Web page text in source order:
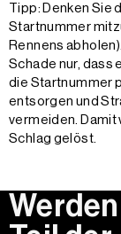
Tipp: Denken Sie
Startnummer
Rennens abholen).
Schade nur, dass
die Startnummer
entsorgen und
vermeiden. Damit
Schlag gelöst.